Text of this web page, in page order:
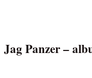
Jag Panzer –